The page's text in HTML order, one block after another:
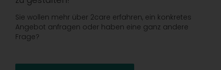
Sie wollen mehr über 2care erfahren, ein konkretes
Angebot anfragen oder haben eine ganz andere
Frage?